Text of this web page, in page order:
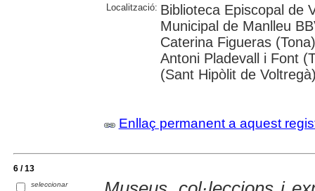
Localització: Biblioteca Episcopal de
Municipal de Manlleu
Caterina Figueras
Antoni Pladevall i Font
(Sant Hipòlit de
Enllaç permanent a aquest
6 / 13
seleccionar